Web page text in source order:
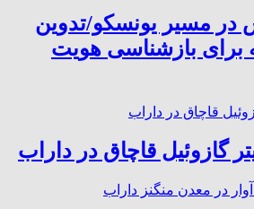
در مسیر یونسکو/تدوین
۵ ساله برای بازشناسی هویت